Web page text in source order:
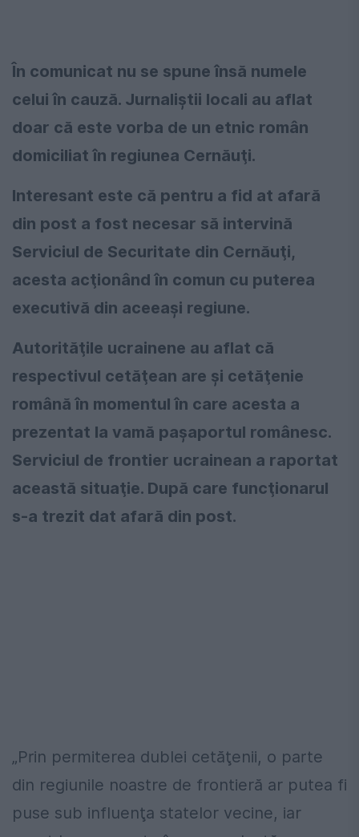
În comunicat nu se spune însă numele
celui în cauză. Jurnaliştii locali au aflat
doar că este vorba de un etnic român
domiciliat în regiunea Cernăuţi.
Interesant este că pentru a fid at afară
din post a fost necesar să intervină
Serviciul de Securitate din Cernăuţi,
acesta acţionând în comun cu puterea
executivă din aceeaşi regiune.
Autorităţile ucrainene au aflat că
respectivul cetăţean are şi cetăţenie
română în momentul în care acesta a
prezentat la vamă paşaportul românesc.
Serviciul de frontier ucrainean a raportat
această situaţie. După care funcţionarul
s-a trezit dat afară din post.
„Prin permiterea dublei cetăţenii, o parte
din regiunile noastre de frontieră ar putea fi
puse sub influenţa statelor vecine, iar